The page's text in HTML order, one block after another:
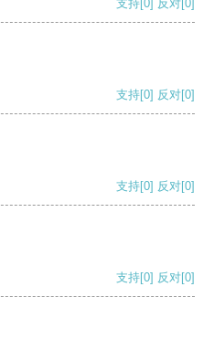
支持[0] 反对[0]
支持[0] 反对[0]
支持[0] 反对[0]
支持[0] 反对[0]